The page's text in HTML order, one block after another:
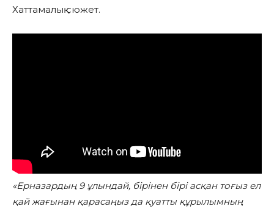
Хаттамалық сюжет.
«Ерназардың 9 ұлындай, бірінен бірі асқан тоғыз ел
қай жағынан қарасаңыз да қуатты құрылымның